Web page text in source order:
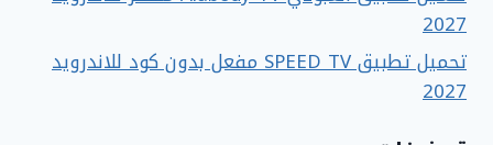
2027
تحميل تطبيق SPEED TV مفعل بدون كود للاندرويد
2027